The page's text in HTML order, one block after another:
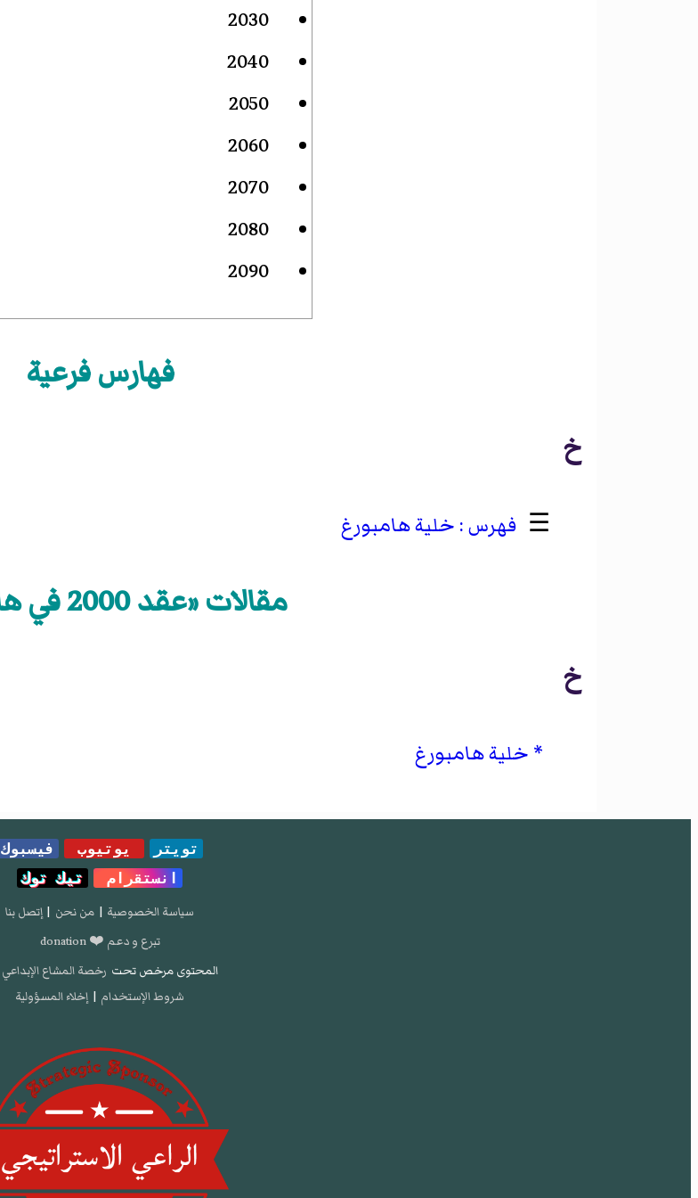
2030
2040
2050
2060
2070
2080
2090
فهارس فرعية
خ
☰ خلية هامبورغ
مقالات «عقد 2000 في هامبورغ»
خ
خلية هامبورغ
تويتر يوتيوب
فيسبوك
انستقرام
تيك توك
سياسة الخصوصية | من نحن | إتصل بنا
تبرع و دعم ❤️ donation
المحتوى مرخص تحت رخصة المشاع الإبداعي 3.0
شروط الإستخدام | إخلاء المسؤولية